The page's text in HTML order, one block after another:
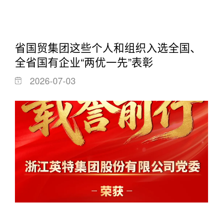
省国贸集团这些个人和组织入选全国、
全省国有企业“两优一先”表彰
2026-07-03